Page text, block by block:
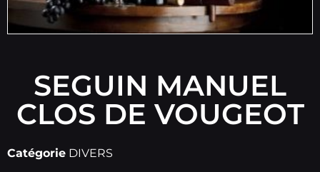
SEGUIN MANUEL
CLOS DE VOUGEOT
Catégorie DIVERS